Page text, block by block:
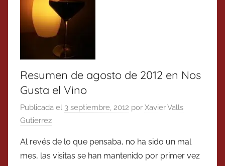
Resumen de agosto de 2012 en Nos
Gusta el Vino
Publicada el 3 septiembre, 2012 por Xavier Valls
Gutierrez
Al revés de lo que pensaba, no ha sido un mal
mes, las visitas se han mantenido por primer vez